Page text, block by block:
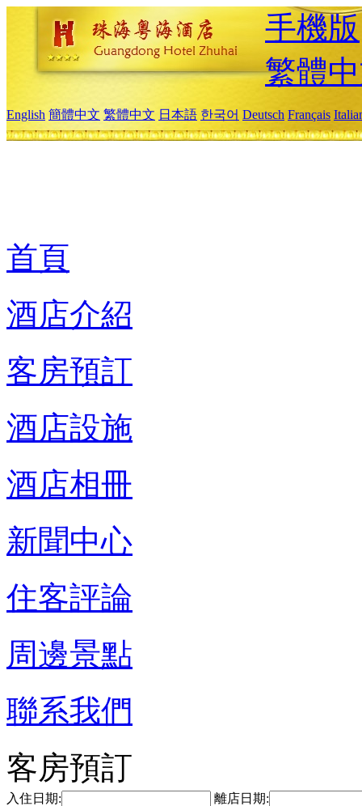
手機版
繁體
English 簡體中文 繁體中文 日本語 한국어 Deutsch Français
首頁
酒店介紹
客房預訂
酒店設施
酒店相冊
新聞中心
住客評論
周邊景點
聯系我們
客房預訂
入住日期: 離店日期: